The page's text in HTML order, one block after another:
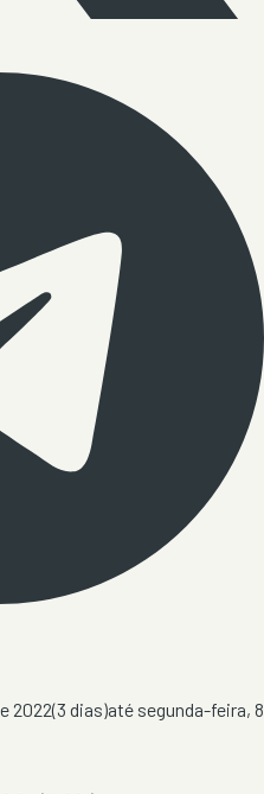
2022(3 dias)até segunda-feira, 8